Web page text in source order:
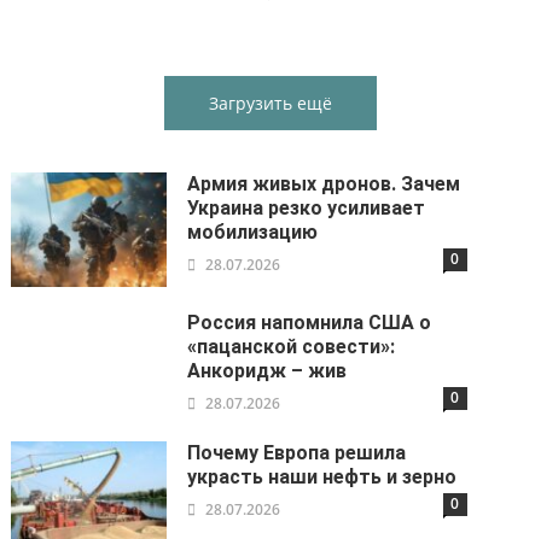
Загрузить ещё
Армия живых дронов. Зачем
Украина резко усиливает
мобилизацию
28.07.2026 0
Россия напомнила США о
«пацанской совести»:
Анкоридж – жив
28.07.2026 0
Почему Европа решила
украсть наши нефть и зерно
28.07.2026 0